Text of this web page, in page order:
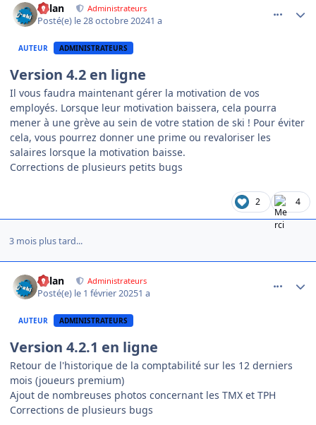
dylan Administrateurs
Posté(e) le 28 octobre 20241 a
AUTEUR ADMINISTRATEURS
Version 4.2 en ligne
Il vous faudra maintenant gérer la motivation de vos
employés. Lorsque leur motivation baissera, cela pourra
mener à une grève au sein de votre station de ski ! Pour éviter
cela, vous pourrez donner une prime ou revaloriser les
salaires lorsque la motivation baisse.
Corrections de plusieurs petits bugs
2 4
3 mois plus tard...
dylan Administrateurs
Posté(e) le 1 février 20251 a
AUTEUR ADMINISTRATEURS
Version 4.2.1 en ligne
Retour de l'historique de la comptabilité sur les 12 derniers
mois (joueurs premium)
Ajout de nombreuses photos concernant les TMX et TPH
Corrections de plusieurs bugs